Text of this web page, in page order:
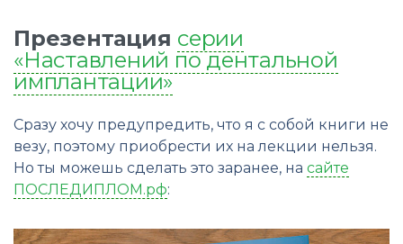
Презентация серии
«Наставлений по дентальной
имплантации»
Сразу хочу предупредить, что я с собой книги не
везу, поэтому приобрести их на лекции нельзя.
Но ты можешь сделать это заранее, на сайте
ПОСЛЕДИПЛОМ.рф: